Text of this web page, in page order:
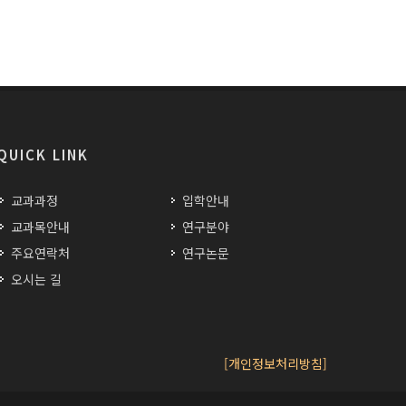
LINK
교과과정
교과목안내
주요연락처
오시는 길
입학안내
연구분야
연구논문
[개인정보처리방침]